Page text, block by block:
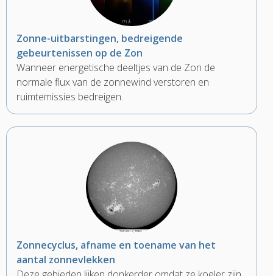
Zonne-uitbarstingen, bedreigende
gebeurtenissen op de Zon
Wanneer energetische deeltjes van de Zon de
normale flux van de zonnewind verstoren en
ruimtemissies bedreigen.
Zonnecyclus, afname en toename van het
aantal zonnevlekken